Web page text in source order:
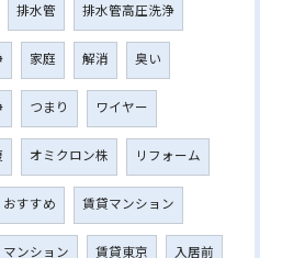
排水管 排水管高圧洗浄
家庭 解消 臭い
つまり ワイヤー
オミクロン株 リフォーム
おすすめ 賃貸マンション
マンション 賃貸東京 入居前